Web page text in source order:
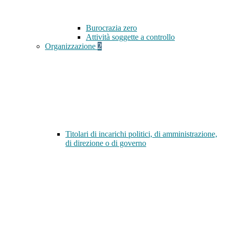
Burocrazia zero
Attività soggette a controllo
Organizzazione 2
Titolari di incarichi politici, di amministrazione,
di direzione o di governo